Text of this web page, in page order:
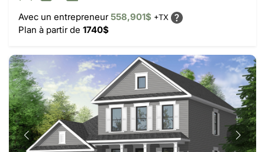
Avec un entrepreneur558,901$ +TX
Plan à partir de 1740$